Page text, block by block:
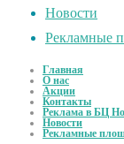
Новости
Рекламные
Главная
О нас
Акции
Контакты
Реклама в БЦ
Новости
Рекламные